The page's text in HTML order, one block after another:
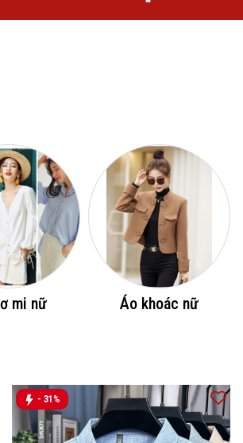
mi nữ Áo khoác nữ
- 31%